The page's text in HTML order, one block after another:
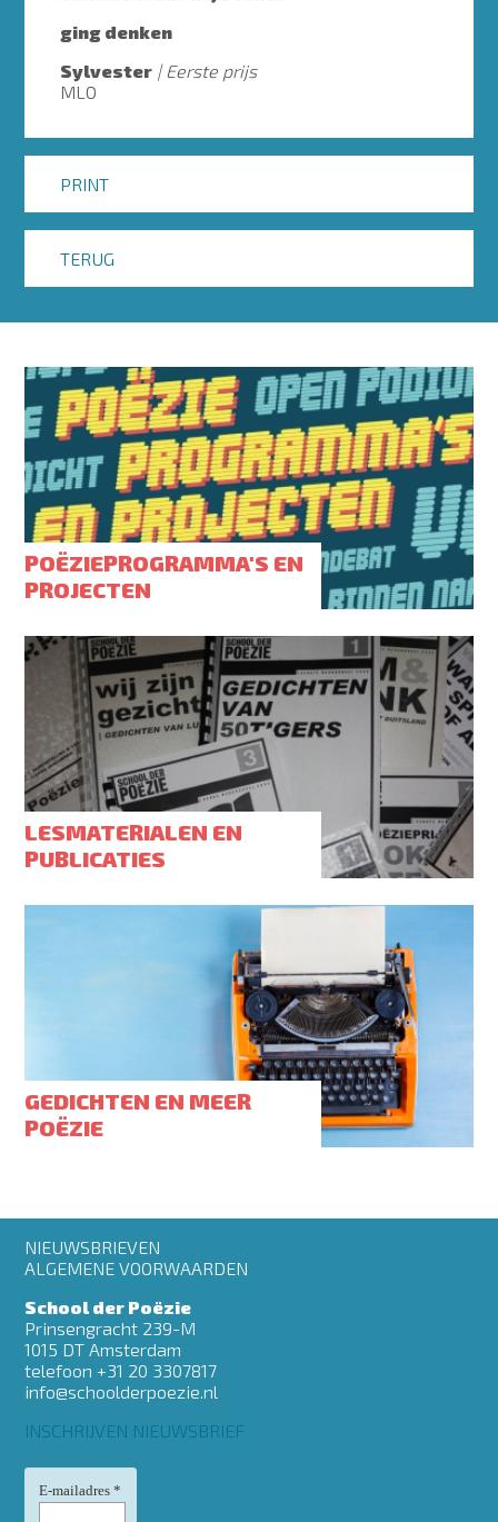
ging denken
Sylvester
Eerste prijs
MLO
PRINT
TERUG
POËZIEPROGRAMMA'S EN
PROJECTEN
LESMATERIALEN EN
PUBLICATIES
GEDICHTEN EN MEER
POËZIE
Footer
menu
NIEUWSBRIEVEN
ALGEMENE VOORWAARDEN
School der Poëzie
Prinsengracht 239-M
1015 DT Amsterdam
telefoon +31 20 3307817
info@schoolderpoezie.nl
INSCHRIJVEN NIEUWSBRIEF